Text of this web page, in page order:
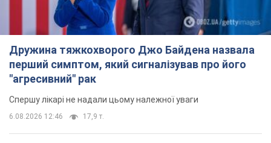
Дружина тяжкохворого Джо Байдена назвала
перший симптом, який сигналізував про його
"агресивний" рак
Спершу лікарі не надали цьому належної уваги
6.08.2026 12:46 17,9 т.